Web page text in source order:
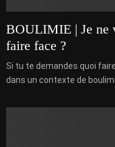
BOULIMIE | Je ne
faire face ?
Si tu te demandes quoi
dans un contexte de